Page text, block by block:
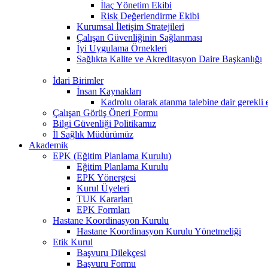
İlaç Yönetim Ekibi
Risk Değerlendirme Ekibi
Kurumsal İletişim Stratejileri
Çalışan Güvenliğinin Sağlanması
İyi Uygulama Örnekleri
Sağlıkta Kalite ve Akreditasyon Daire Başkanlığı
İdari Birimler
İnsan Kaynakları
Kadrolu olarak atanma talebine dair gerekli
Çalışan Görüş Öneri Formu
Bilgi Güvenliği Politikamız
İl Sağlık Müdürümüz
Akademik
EPK (Eğitim Planlama Kurulu)
Eğitim Planlama Kurulu
EPK Yönergesi
Kurul Üyeleri
TUK Kararları
EPK Formları
Hastane Koordinasyon Kurulu
Hastane Koordinasyon Kurulu Yönetmeliği
Etik Kurul
Başvuru Dilekçesi
Başvuru Formu